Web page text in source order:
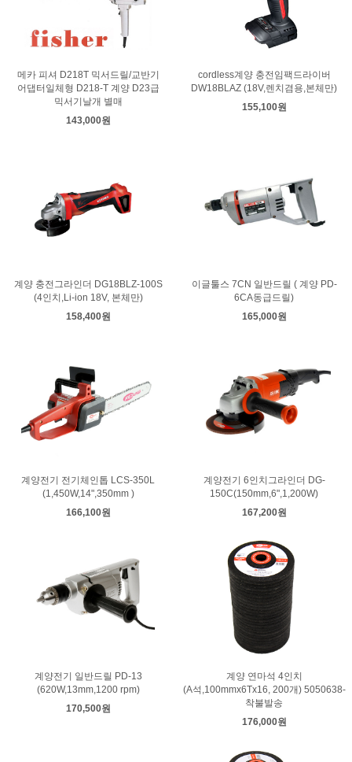
메카 피셔 D218T 믹서드릴/교반기
어댑터일체형 D218-T 계양 D23급
믹서기날개 별매
143,000원
cordless계양 충전임팩드라이버
DW18BLAZ (18V,렌치겸용,본체만)
155,100원
계양 충전그라인더 DG18BLZ-100S
(4인치,Li-ion 18V, 본체만)
158,400원
이글툴스 7CN 일반드릴 ( 계양 PD-
6CA동급드릴)
165,000원
계양전기 전기체인톱 LCS-350L
(1,450W,14",350mm )
166,100원
계양전기 6인치그라인더 DG-
150C(150mm,6",1,200W)
167,200원
계양전기 일반드릴 PD-13
(620W,13mm,1200 rpm)
170,500원
계양 연마석 4인치
(A석,100mmx6Tx16, 200개) 5050638-
착불발송
176,000원